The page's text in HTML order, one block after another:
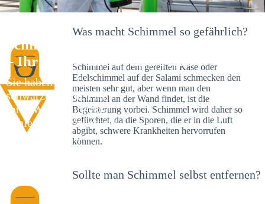
Schimmelexperte in Krummwälden
– Ihr Helfer an Ort und Stelle
Sie haben kürzlich
schwarze Flecken an
Ihrer Wand entdeckt?
Schlechte Nachrichten:
Sie haben einen
Was macht Schimmel so gefährlich?
Schimmel auf dem gereiften Käse oder
Edelschimmel auf der Salami schmecken den
meisten sehr gut, aber wenn man den
Schimmel an der Wand findet, ist die
Begeisterung vorbei. Schimmel wird daher so
gefürchtet, da die Sporen, die er in die Luft
abgibt, schwere Krankheiten hervorrufen
können.
Sollte man Schimmel selbst entfernen?